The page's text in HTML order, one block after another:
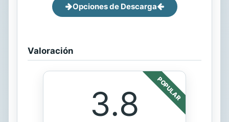
Opciones de Descarga
Valoración
POPULAR
3.8